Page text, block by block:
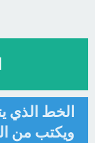
الخط الذي
ويكتب من